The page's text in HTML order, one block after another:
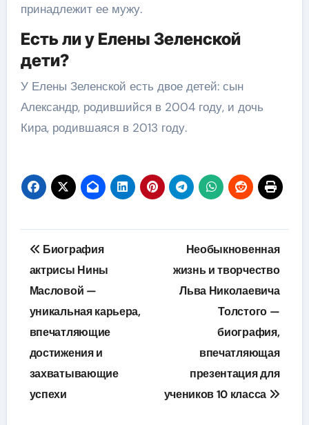
принадлежит ее мужу.
Есть ли у Елены Зеленской
дети?
У Елены Зеленской есть двое детей: сын
Александр, родившийся в 2004 году, и дочь
Кира, родившаяся в 2013 году.
Навигация
по
записям
Биография
актрисы Нины
Масловой —
уникальная карьера,
впечатляющие
достижения и
захватывающие
успехи
Необыкновенная
жизнь и творчество
Льва Николаевича
Толстого —
биография,
впечатляющая
презентация для
учеников 10 класса